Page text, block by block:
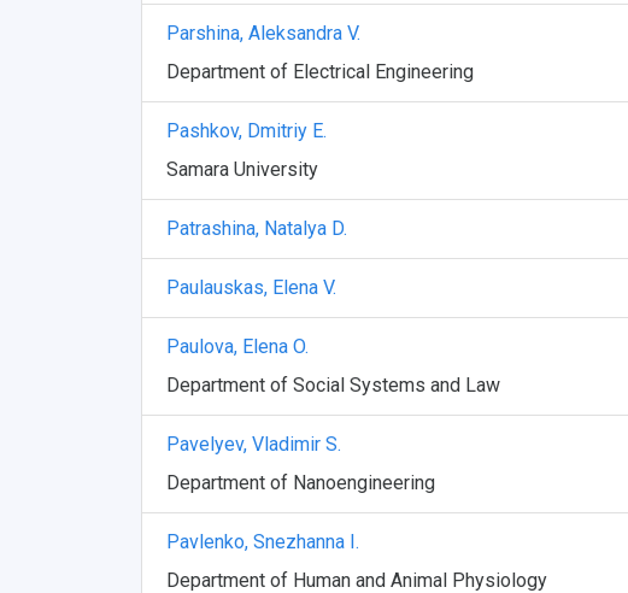
Parshina, Aleksandra V.
Department of Electrical Engineering
Pashkov, Dmitriy E.
Samara University
Patrashina, Natalya D.
Paulauskas, Elena V.
Paulova, Elena O.
Department of Social Systems and Law
Pavelyev, Vladimir S.
Department of Nanoengineering
Pavlenko, Snezhanna I.
Department of Human and Animal Physiology